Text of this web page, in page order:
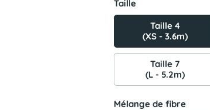
Taille
Taille 4
(XS - 3.6m)
Taille 7
(L - 5.2m)
Mélange de fibre